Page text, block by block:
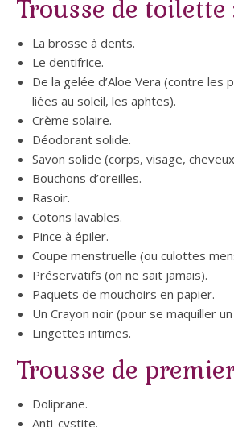
Trousse de toilette
La brosse à dents.
Le dentifrice.
De la gelée d’Aloe Vera (contre les
liées au soleil, les aphtes).
Crème solaire.
Déodorant solide.
Savon solide (corps, visage,
Bouchons d’oreilles.
Rasoir.
Cotons lavables.
Pince à épiler.
Coupe menstruelle (ou culottes
Préservatifs (on ne sait jamais).
Paquets de mouchoirs en papier.
Un Crayon noir (pour se maquiller
Lingettes intimes.
Trousse de
Doliprane.
Anti-cystite.